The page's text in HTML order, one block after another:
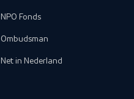
NPO Fonds
Ombudsman
Net in Nederland